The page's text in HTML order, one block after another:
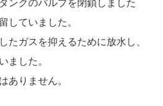
ンクのバルブを閉鎖しました
していました。
たガスを抑えるために放水し、
ました。
ありません。